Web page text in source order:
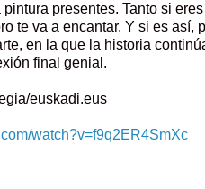
presentes. Tanto si
te va a encantar. Y si es así,
en la que la historia
final genial.
euskadi.eus
watch?v=f9q2ER4SmXc